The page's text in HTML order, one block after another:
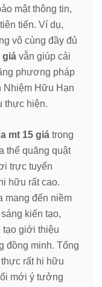
mật thông tin,
tiến. Ví dụ,
vô cùng đầy đủ
giá vẫn giúp cải
phương pháp
Nhiệm Hữu Hạn
thực hiện.
mt 15 giá trong
thể quăng quật
trực tuyến
hữu rất cao.
mang đến niềm
kiến tạo,
giới thiệu
đồng minh. Tổng
rất hi hữu
mới ý tưởng